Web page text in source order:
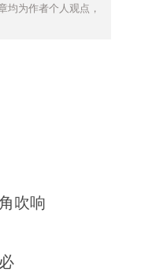
均为作者个人观点，
吹响